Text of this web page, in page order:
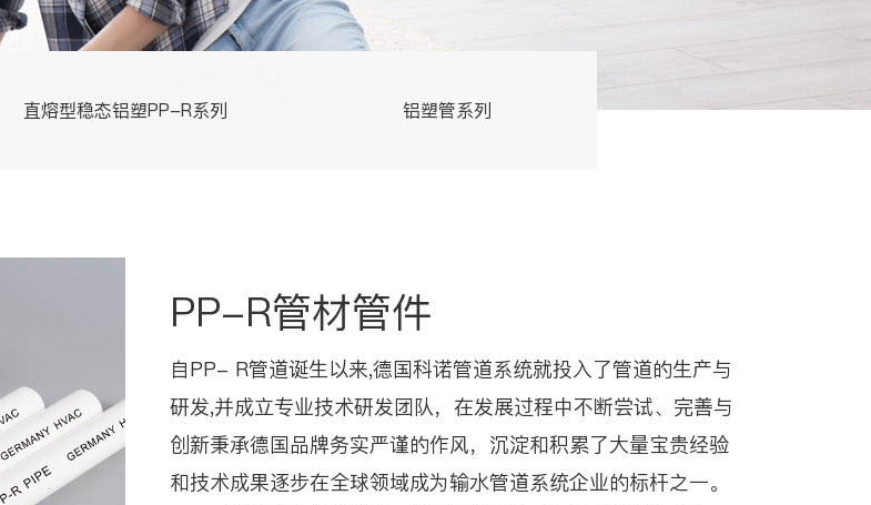
直熔型稳态铝塑PP-R系列 铝塑管系列 交联管系列
PP-R管材管件
自PP- R管道诞生以来,德国科诺管道系统就投入了管道的生产与
研发,并成立专业技术研发团队，在发展过程中不断尝试、完善与
创新秉承德国品牌务实严谨的作风，沉淀和积累了大量宝贵经验
和技术成果逐步在全球领域成为输水管道系统企业的标杆之一。